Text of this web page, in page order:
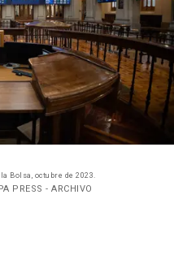
Bolsa, octubre de 2023.
PRESS - ARCHIVO